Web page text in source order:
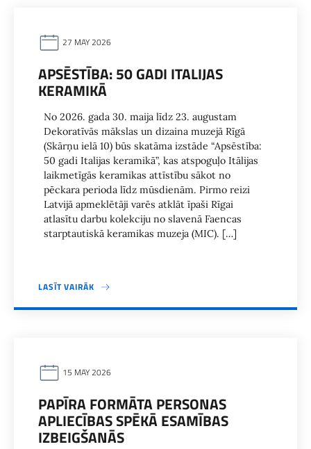
27 MAY 2026
APSĒSTĪBA: 50 GADI ITALIJAS
KERAMIKĀ
No 2026. gada 30. maija līdz 23. augustam
Dekoratīvās mākslas un dizaina muzejā Rīgā
(Skārņu ielā 10) būs skatāma izstāde “Apsēstība:
50 gadi Italijas keramikā”, kas atspoguļo Itālijas
laikmetīgās keramikas attīstību sākot no
pēckara perioda līdz mūsdienām. Pirmo reizi
Latvijā apmeklētāji varēs atklāt īpaši Rīgai
atlasītu darbu kolekciju no slavenā Faencas
starptautiskā keramikas muzeja (MIC). […]
LASĪT VAIRĀK
15 MAY 2026
PAPĪRA FORMĀTA PERSONAS
APLIECĪBAS SPĒKĀ ESAMĪBAS
IZBEIGŠANĀS